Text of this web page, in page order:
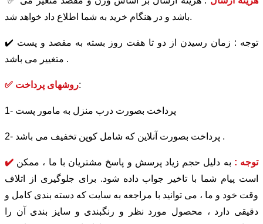
باشد و در هنگام خرید به شما اطلاع داد خواهد شد.
✔️ توجه : زمان رسیدن از دو تا هفت روز بسته به مقصد و پست
متغییر می باشد .
✅ روشهای پرداخت:
1- پرداخت بصورت درب منزل به مامور پست
2- پرداخت بصورت آنلاین که شامل کوپن تخفیف می باشد .
✔️ توجه : به دلیل حجم زیاد پرسش و پاسخ مشتریان با ما ، ممکن
است پیام شما با تاخیر جواب داده شود. برای جلوگیری از اتلاف
وقت خود و ما ، می توانید با مراجعه به سایت که دسته بندی کامل و
دقیقی دارد ، محصول مورد نظر و رنگبندی و سایز بندی آن را